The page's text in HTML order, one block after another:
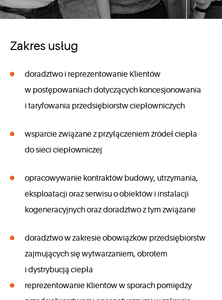
Zakres usług
doradztwo i reprezentowanie Klientów
w postępowaniach dotyczących koncesjonowania
i taryfowania przedsiębiorstw ciepłowniczych
wsparcie związane z przyłączeniem źródeł ciepła
do sieci ciepłowniczej
opracowywanie kontraktów budowy, utrzymania,
eksploatacji oraz serwisu o obiektów i instalacji
kogeneracyjnych oraz doradztwo z tym związane
doradztwo w zakresie obowiązków przedsiębiorstw
zajmujących się wytwarzaniem, obrotem
i dystrybucją ciepła
reprezentowanie Klientów w sporach pomiędzy